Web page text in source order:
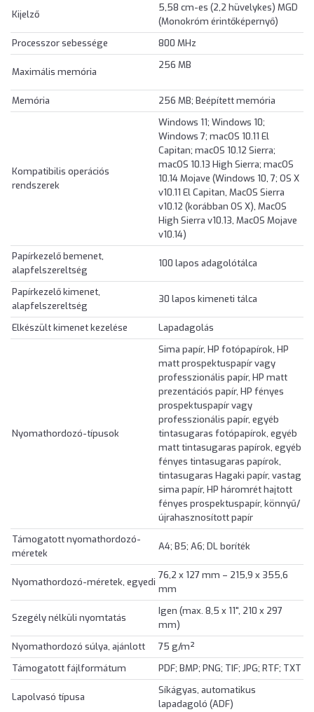
Kijelző
5,58 cm-es (2,2 hüvelykes) MGD
(Monokróm érintőképernyő)
Processzor sebessége
800 MHz
Maximális memória
256 MB
Memória 256 MB; Beépített memória
Kompatibilis operációs
rendszerek
Windows 11; Windows 10;
Windows 7; macOS 10.11 El
Capitan; macOS 10.12 Sierra;
macOS 10.13 High Sierra; macOS
10.14 Mojave (Windows 10, 7; OS X
v10.11 El Capitan, MacOS Sierra
v10.12 (korábban OS X), MacOS
High Sierra v10.13, MacOS Mojave
v10.14)
Papírkezelő bemenet,
alapfelszereltség
100 lapos adagolótálca
Papírkezelő kimenet,
alapfelszereltség
30 lapos kimeneti tálca
Elkészült kimenet kezelése Lapadagolás
Nyomathordozó-típusok
Sima papír, HP fotópapírok, HP
matt prospektuspapír vagy
professzionális papír, HP matt
prezentációs papír, HP fényes
prospektuspapír vagy
professzionális papír, egyéb
tintasugaras fotópapírok, egyéb
matt tintasugaras papírok, egyéb
fényes tintasugaras papírok,
tintasugaras Hagaki papír, vastag
sima papír, HP háromrét hajtott
fényes prospektuspapír, könnyű/
újrahasznosított papír
Támogatott nyomathordozó-
méretek
A4; B5; A6; DL boríték
Nyomathordozó-méretek, egyedi
76,2 x 127 mm – 215,9 x 355,6
mm
Szegély nélküli nyomtatás
Igen (max. 8,5 x 11", 210 x 297
mm)
Nyomathordozó súlya, ajánlott
75 g/m²
Támogatott fájlformátum
PDF; BMP; PNG; TIF; JPG; RTF; TXT
Lapolvasó típusa
Síkágyas, automatikus
lapadagoló (ADF)